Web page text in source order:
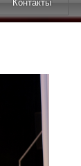
Контакты